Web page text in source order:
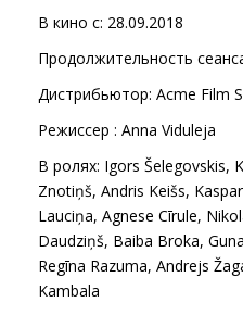
В кино с: 28.09.2018
Продолжительность
Дистрибьютор: Acme Film
Pежиссер : Anna Viduleja
В ролях: Igors Šelegovskis,
Znotiņš, Andris Keišs,
Lauciņa, Agnese Cīrule,
Daudziņš, Baiba Broka,
Regīna Razuma, Andrejs
Kambala